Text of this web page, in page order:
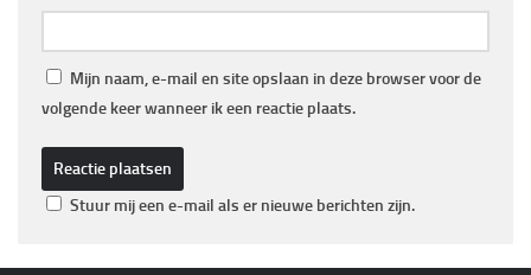
Mijn naam, e-mail en site opslaan in deze browser voor de
volgende keer wanneer ik een reactie plaats.
Stuur mij een e-mail als er nieuwe berichten zijn.